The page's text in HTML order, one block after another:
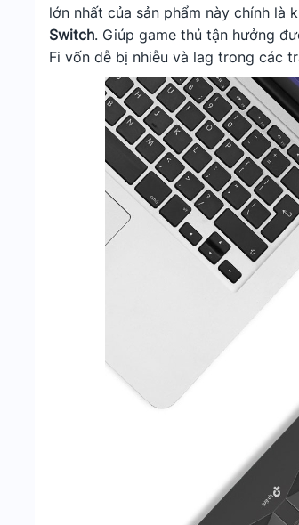
lớn nhất của sản phẩm này chính là
Switch. Giúp game thủ tận hưởng
Fi vốn dễ bị nhiễu và lag trong các